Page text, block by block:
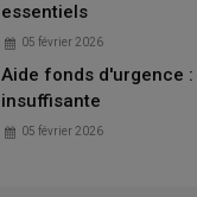
essentiels
05 février 2026
Aide fonds d'urgence
insuffisante
05 février 2026